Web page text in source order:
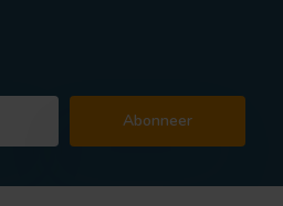
Abonneer